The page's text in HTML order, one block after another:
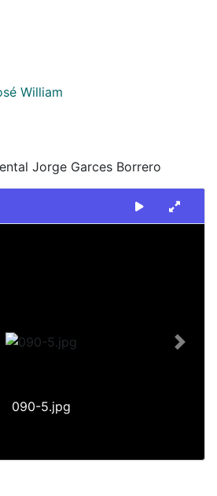
William
Jorge Garces Borrero
090-5.jpg
Next